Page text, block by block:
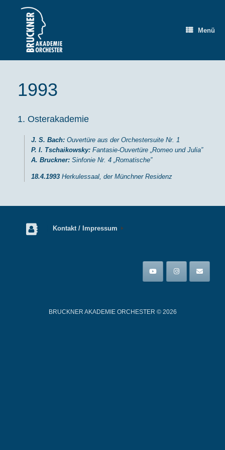
Menü
1993
1. Osterakademie
J. S. Bach: Ouvertüre aus der Orchestersuite Nr. 1
P. I. Tschaikowsky: Fantasie-Ouvertüre „Romeo und Julia”
A. Bruckner: Sinfonie Nr. 4 „Romatische”
18.4.1993 Herkulessaal, der Münchner Residenz
Kontakt / Impressum
BRUCKNER AKADEMIE ORCHESTER © 2026